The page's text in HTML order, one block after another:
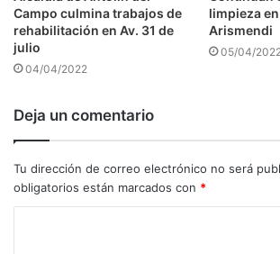
Campo culmina trabajos de
rehabilitación en Av. 31 de
julio
04/04/2022
limpieza
Arismendi
05/04/
Deja un comentario
Tu dirección de correo electrónico no será
obligatorios están marcados con *